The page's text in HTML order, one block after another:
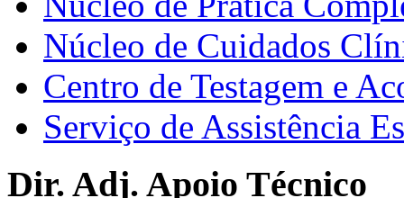
Núcleo de Cuidados
Centro de Testagem e
Serviço de Assistência
Dir. Adj. Apoio Técnico